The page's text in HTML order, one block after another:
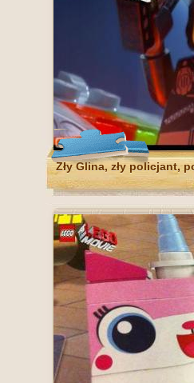
Zły Glina, zły policjant,